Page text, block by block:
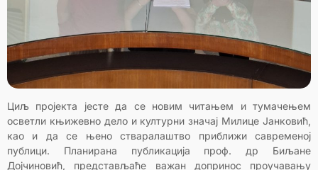
Циљ пројекта јесте да се новим читањем и тумачењем
осветли књижевно дело и културни значај Милице Јанковић,
као и да се њено стваралаштво приближи савременој
публици. Планирана публикација проф. др Биљане
Дојчиновић, представљаће важан допринос проучавању